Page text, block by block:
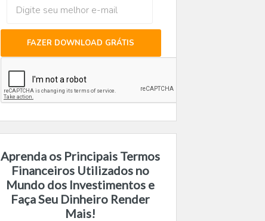
FAZER DOWNLOAD GRÁTIS
Aprenda os Principais Termos
Financeiros Utilizados no
Mundo dos Investimentos e
Faça Seu Dinheiro Render
Mais!